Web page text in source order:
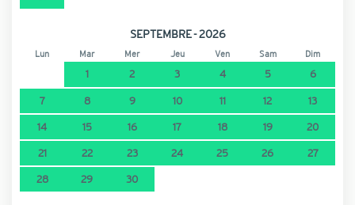
SEPTEMBRE - 2026
Lun Mar Mer Jeu Ven Sam Dim
1 2 3 4 5 6
7 8 9 10 11 12 13
14 15 16 17 18 19 20
21 22 23 24 25 26 27
28 29 30